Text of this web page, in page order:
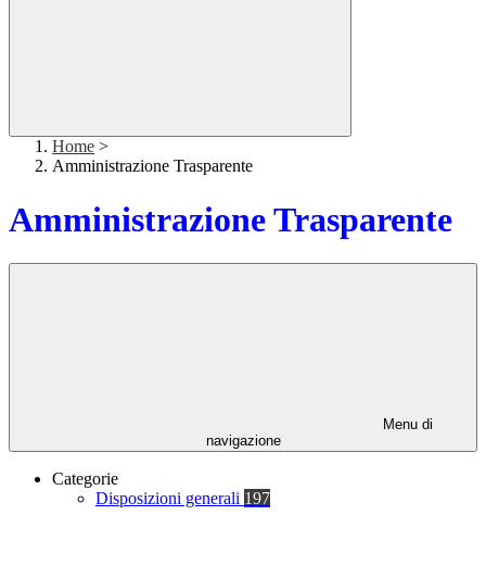
Home >
Amministrazione Trasparente
Amministrazione Trasparente
Menu di
navigazione
Categorie
Disposizioni generali 197